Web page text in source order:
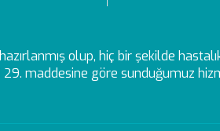
olup, hiç bir şekilde
maddesine göre sunduğumuz